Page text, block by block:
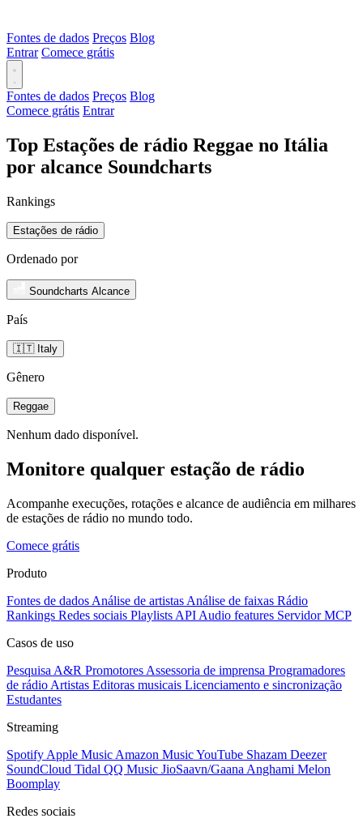
Fontes de dados Preços Blog
Entrar Comece grátis
Fontes de dados Preços Blog
Comece grátis Entrar
Top Estações de rádio Reggae no Itália
por alcance Soundcharts
Rankings
Estações de rádio
Ordenado por
Soundcharts Alcance
País
🇮🇹 Italy
Gênero
Reggae
Nenhum dado disponível.
Monitore qualquer estação de rádio
Acompanhe execuções, rotações e alcance de audiência em milhares
de estações de rádio no mundo todo.
Comece grátis
Produto
Fontes de dados Análise de artistas Análise de faixas Rádio
Rankings Redes sociais Playlists API Audio features Servidor MCP
Casos de uso
Pesquisa A&R Promotores Assessoria de imprensa Programadores
de rádio Artistas Editoras musicais Licenciamento e sincronização
Estudantes
Streaming
Spotify Apple Music Amazon MusicYouTube Shazam Deezer
SoundCloud Tidal QQ Music JioSaavn/Gaana Anghami Melon
Boomplay
Redes sociais